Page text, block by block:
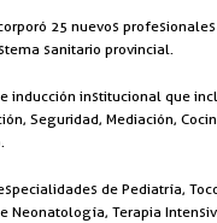
25 nuevos
sanitario provincial.
inducción institucional que
Seguridad, Mediación,
de Pediatría,
Neonatología, Terapia